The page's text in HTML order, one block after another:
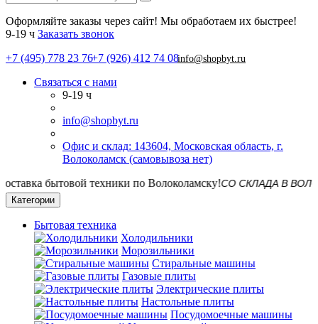
Оформляйте заказы через сайт! Мы обработаем их быстрее!
9-19 ч Заказать звонок
+7 (495) 778 23 76+7 (926) 412 74 08info@shopbyt.ru
Связаться с нами
9-19 ч
info@shopbyt.ru
Офис и склад: 143604, Московская область, г.
Волоколамск (самовывоза нет)
СО СКЛАДА В
Категории
Бытовая техника
Холодильники
Морозильники
Стиральные машины
Газовые плиты
Электрические плиты
Настольные плиты
Посудомоечные машины